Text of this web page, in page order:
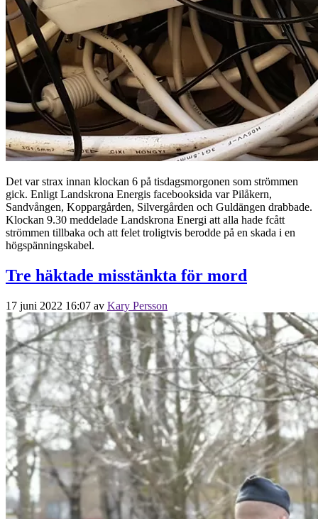
Det var strax innan klockan 6 på tisdagsmorgonen som strömmen
gick. Enligt Landskrona Energis facebooksida var Pilåkern,
Sandvången, Koppargården, Silvergården och Guldängen drabbade.
Klockan 9.30 meddelade Landskrona Energi att alla hade fcått
strömmen tillbaka och att felet troligtvis berodde på en skada i en
högspänningskabel.
Tre häktade misstänkta för mord
17 juni 2022 16:07 av Kary Persson